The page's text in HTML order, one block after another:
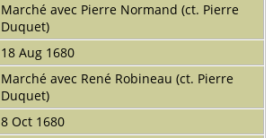
Marché avec Pierre Normand (ct. Pierre
Duquet)
18 Aug 1680
Marché avec René Robineau (ct. Pierre
Duquet)
8 Oct 1680